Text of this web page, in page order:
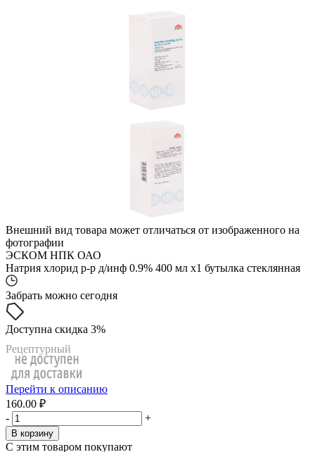
Внешний вид товара может отличаться от изображенного на
фотографии
ЭСКОМ НПК ОАО
Натрия хлорид р-р д/инф 0.9% 400 мл x1 бутылка стеклянная
Забрать можно сегодня
Доступна скидка 3%
Рецептурный
Перейти к описанию
160.00 ₽
-
+
В корзину
С этим товаром покупают